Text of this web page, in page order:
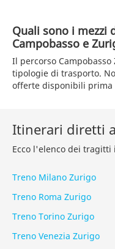
Quali sono i
Campobasso e
Il percorso
tipologie di trasporto.
offerte disponibili
Itinerari diretti
Ecco l'elenco dei
Treno Milano Zurigo
Treno Roma Zurigo
Treno Torino Zurigo
Treno Venezia Zurigo